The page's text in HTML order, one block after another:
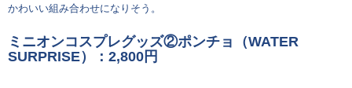
かわいい組み合わせになりそう。
ミニオンコスプレグッズ②ポンチョ（WATER
SURPRISE）：2,800円